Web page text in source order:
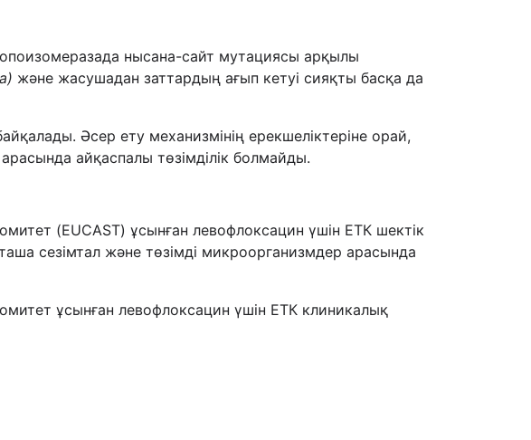
нысана-сайт мутациясы арқылы
және жасушадан заттардың ағып кетуі сияқты басқа да
Әсер ету механизмінің ерекшеліктеріне орай,
айқаспалы төзімділік болмайды.
(EUCAST) ұсынған левофлоксацин үшін ЕТК шектік
сезімтал және төзімді микроорганизмдер арасында
ұсынған левофлоксацин үшін ЕТК клиникалық